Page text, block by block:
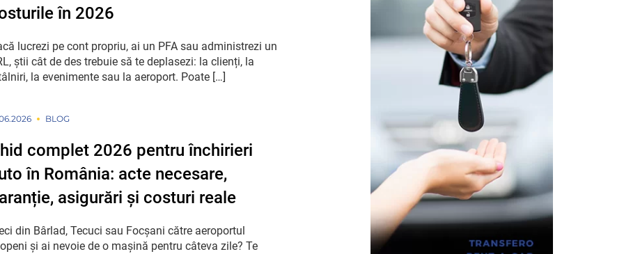
în 2026
lucrezi pe cont propriu, ai un PFA sau administrezi un
știi cât de des trebuie să te deplasezi: la clienți, la
la evenimente sau la aeroport. Poate […]
BLOG
complet 2026 pentru închirieri
în România: acte necesare,
asigurări și costuri reale
din Bârlad, Tecuci sau Focșani către aeroportul
și ai nevoie de o mașină pentru câteva zile? Te